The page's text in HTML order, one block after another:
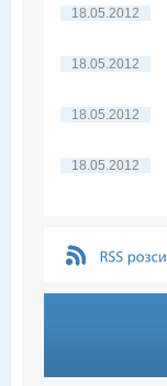
18.05.2012
18.05.2012
18.05.2012
18.05.2012